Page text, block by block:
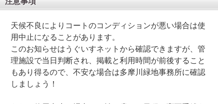
天候不良によりコートのコンディションが悪い場合は使
用中止になることがあります。
このお知らせはうぐいすネットから確認できますが、管
理施設で当日判断され、掲載と利用時間が前後すること
もあり得るので、不安な場合は多摩川緑地事務所に確認
しましょう！